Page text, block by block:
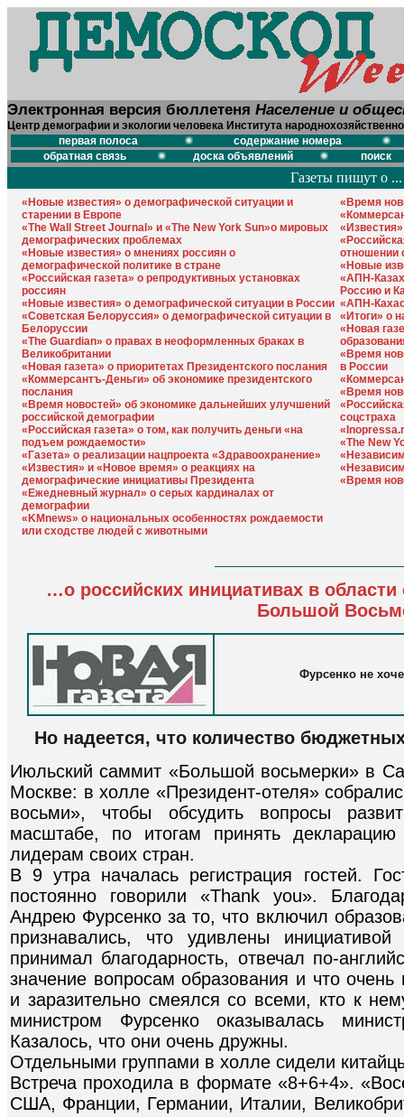
Электронная версия бюллетеня Население и
Центр демографии и экологии человека Института
первая полоса
содержание номера
обратная связь
доска объявлений поиск
Газеты пишут о
«Новые известия» о демографической ситуации и
старении в Европе
«The Wall Street Journal» и «The New York Sun»о мировых
демографических проблемах
«Новые известия» о мнениях россиян о
демографической политике в стране
«Российская газета» о репродуктивных установках
россиян
«Новые известия» о демографической ситуации в России
«Советская Белоруссия» о демографической ситуации в
Белоруссии
«The Guardian» о правах в неоформленных браках в
Великобритании
«Новая газета» о приоритетах Президентского послания
«Коммерсантъ-Деньги» об экономике президентского
послания
«Время новостей» об экономике дальнейших улучшений
российской демографии
«Российская газета» о том, как получить деньги «на
подъем рождаемости»
«Газета» о реализации нацпроекта «Здравоохранение»
«Известия» и «Новое время» о реакциях на
демографические инициативы Президента
«Ежедневный журнал» о серых кардиналах от
демографии
«KMnews» о национальных особенностях рождаемости
или сходстве людей с животными
«Время
отношении
«Новые
«АПН-
Россию и
«АПН-
«Итоги» о
«Новая
«Время
в России
«Время
соцстраха
«The New
«Время
…о российских инициативах в
Большой
Фурсенко не
Но надеется, что количество
Июльский саммит «Большой восьмерки» в
Москве: в холле «Президент-отеля»
восьми», чтобы обсудить вопросы
масштабе, по итогам принять
лидерам своих стран.
В 9 утра началась регистрация гостей.
постоянно говорили «Thank you».
Андрею Фурсенко за то, что включил
признавались, что удивлены
принимал благодарность, отвечал по-
значение вопросам образования и что
и заразительно смеялся со всеми, кто к
министром Фурсенко оказывалась
Казалось, что они очень дружны.
Отдельными группами в холле сидели
Встреча проходила в формате «8+6+4».
США, Франции, Германии, Италии,